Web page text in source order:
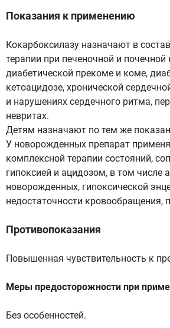
Показания к применению
Кокарбоксилазу назначают в
терапии при печеночной и почечной
диабетической прекоме и коме,
кетоацидозе, хронической
и нарушениях сердечного ритма,
невритах.
Детям назначают по тем же
У новорожденных препарат
комплексной терапии состояний,
гипоксией и ацидозом, в том числе
новорожденных, гипоксической
недостаточности кровообращения,
Противопоказания
Повышенная чувствительность к
Меры предосторожности при
Без особенностей.